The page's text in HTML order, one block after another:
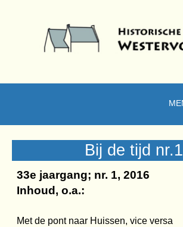
Bij de tijd nr.1
33e jaargang; nr. 1, 2016
Inhoud, o.a.:
Met de pont naar Huissen, vice versa